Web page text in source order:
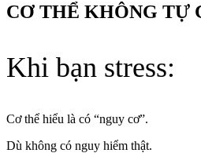
CƠ THỂ KHÔNG TỰ
Khi bạn stress:
Cơ thể hiểu là có “nguy cơ”.
Dù không có nguy hiểm thật.